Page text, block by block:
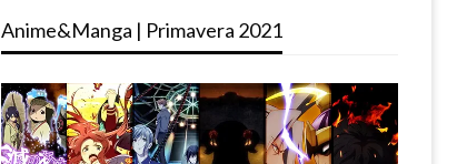
Anime&Manga | Primavera 2021